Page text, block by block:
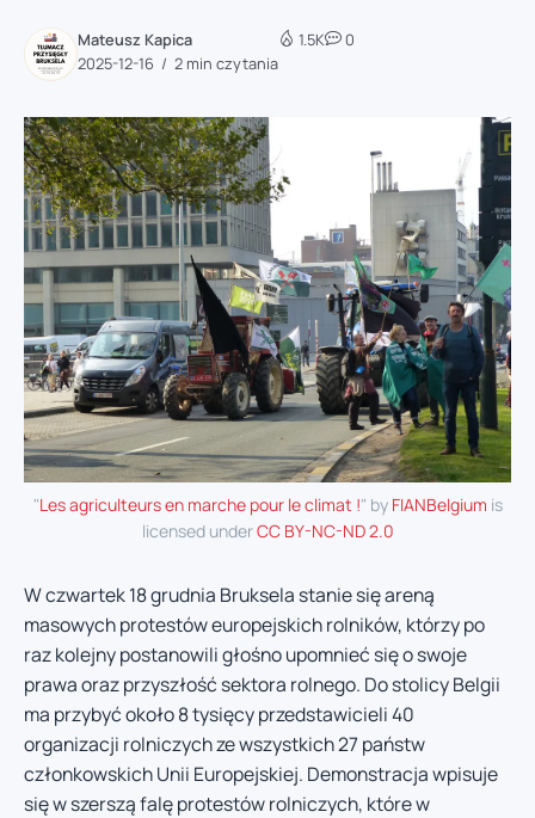
Mateusz Kapica
2025-12-16
2 min czytania
1.5K 0
"Les agriculteurs en marche pour le climat !" by FIANBelgium is
licensed underCC BY-NC-ND 2.0
W czwartek 18 grudnia Bruksela stanie się areną
masowych protestów europejskich rolników, którzy po
raz kolejny postanowili głośno upomnieć się o swoje
prawa oraz przyszłość sektora rolnego. Do stolicy Belgii
ma przybyć około 8 tysięcy przedstawicieli 40
organizacji rolniczych ze wszystkich 27 państw
członkowskich Unii Europejskiej. Demonstracja wpisuje
się w szerszą falę protestów rolniczych, które w